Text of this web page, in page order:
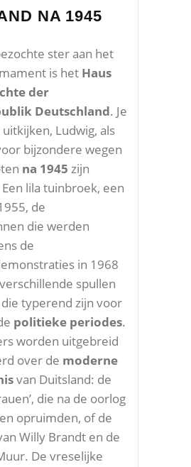
NA 1945
ster aan het
is het Haus
der
Deutschland. Je
Ludwig, als
bijzondere wegen
na 1945 zijn
lila tuinbroek, een
de
die werden
de
in 1968
spullen
typerend zijn voor
politieke periodes.
worden uitgebreid
over de moderne
van Duitsland: de
die na de oorlog
opruimden, of de
Willy Brandt en de
De vreselijke